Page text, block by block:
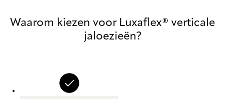
Waarom kiezen voor Luxaflex® verticale
jaloezieën?